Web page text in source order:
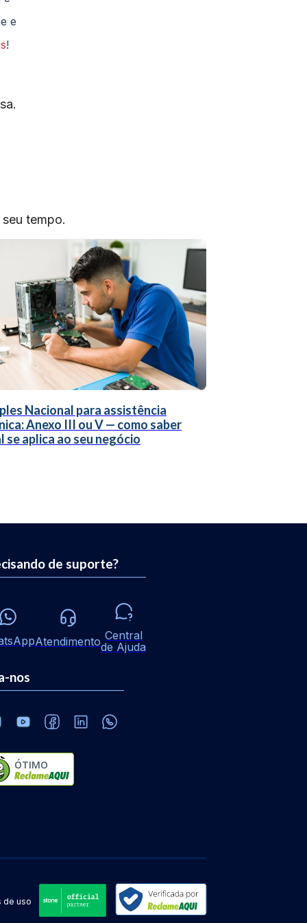
e
!
tempo.
Nacional para assistência
Anexo III ou V — como saber
se aplica ao seu negócio
de suporte?
Atendimento Central
de Ajuda
nos
ÓTIMO
de uso